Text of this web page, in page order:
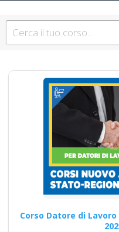
con
(DL
delle
Corso Datore di